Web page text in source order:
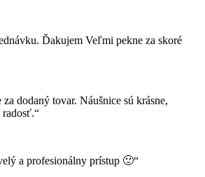
Ďakujem Veľmi pekne za skoré
dodaný tovar. Náušnice sú krásne,
a profesionálny prístup 🙂“